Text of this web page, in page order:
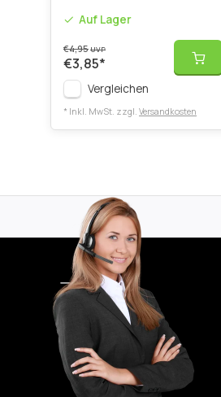
Auf Lager
€4,95UVP
€3,85*
Vergleichen
* Inkl. MwSt. zzgl. Versandkosten
Kostenloser Versand